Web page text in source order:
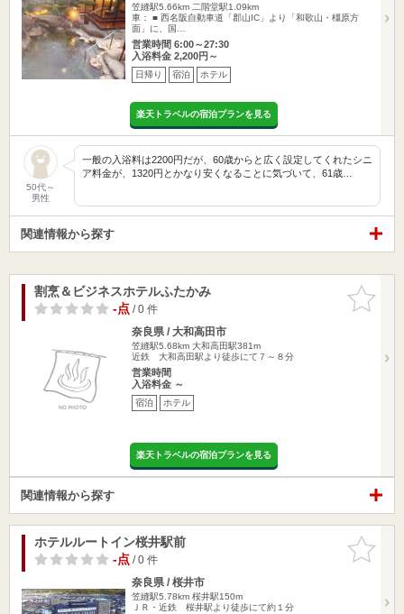
笠縫駅5.66km 二階堂駅1.09km
車： ■ 西名阪自動車道「郡山IC」より「和歌山・橿原方
面」に、国…
営業時間 6:00～27:30
入浴料金 2,200円～
日帰り 宿泊 ホテル
楽天トラベルの宿泊プランを見る
50代～
男性
一般の入浴料は2200円だが、60歳からと広く設定してくれたシニ
ア料金が、1320円とかなり安くなることに気づいて、61歳…
関連情報から探す
お気に入
りに追加
割烹＆ビジネスホテルふたかみ
-点/ 0 件
奈良県 / 大和高田市
笠縫駅5.68km 大和高田駅381m
近鉄 大和高田駅より徒歩にて７～８分
営業時間
入浴料金 ～
宿泊 ホテル
楽天トラベルの宿泊プランを見る
関連情報から探す
お気に入
りに追加
ホテルルートイン桜井駅前
-点/ 0 件
奈良県 / 桜井市
笠縫駅5.78km 桜井駅150m
ＪＲ・近鉄 桜井駅より徒歩にて約１分